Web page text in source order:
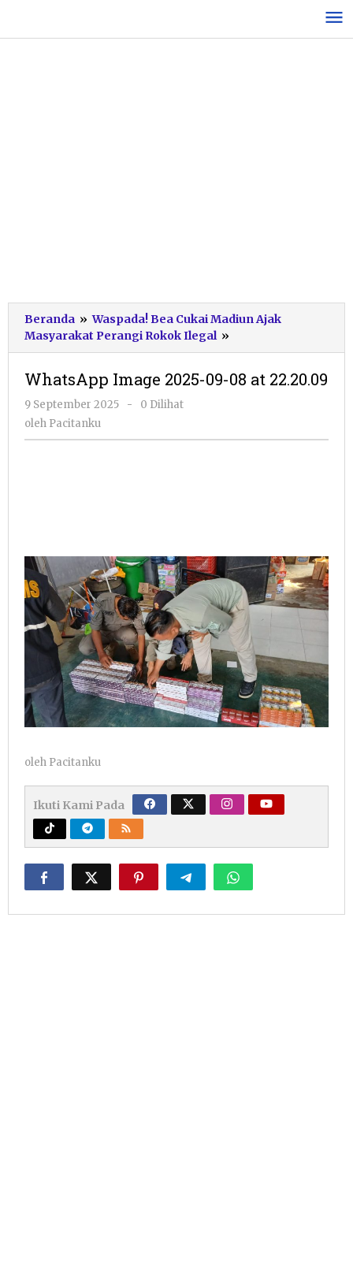
konten
Beranda » Waspada! Bea Cukai Madiun Ajak
Masyarakat Perangi Rokok Ilegal »
Image
09-
WhatsApp Image 2025-09-08 at 22.20.09
9 September 2025
oleh
-
0 Dilihat
oleh Pacitanku
oleh Pacitanku
Ikuti Kami Pada